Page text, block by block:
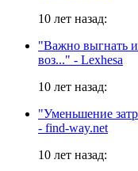
10 лет назад:
"Важно выгнать
воз..." - Lexhesa
10 лет назад:
"Уменьшение
- find-way.net
10 лет назад: